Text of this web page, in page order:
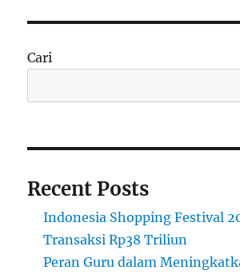
Cari
Recent Posts
Indonesia Shopping Festival
Transaksi Rp38 Triliun
Peran Guru dalam